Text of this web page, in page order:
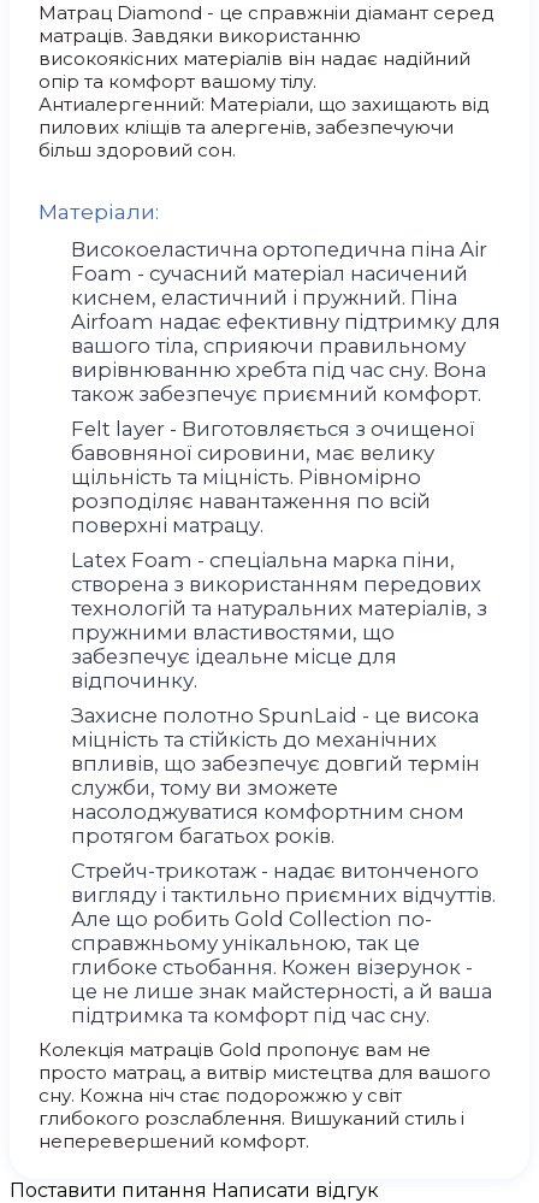
Матрац Diamond - це справжніи діамант серед
матраців. Завдяки використанню
високоякісних матеріалів він надає надійний
опір та комфорт вашому тілу.
Антиалергенний: Матеріали, що захищають від
пилових кліщів та алергенів, забезпечуючи
більш здоровий сон.
Матеріали:
Високоеластична ортопедична піна Air
Foam - сучасний матеріал насичений
киснем, еластичний і пружний. Піна
Airfoam надає ефективну підтримку для
вашого тіла, сприяючи правильному
вирівнюванню хребта під час сну. Вона
також забезпечує приємний комфорт.
Felt layer - Виготовляється з очищеної
бавовняної сировини, має велику
щільність та міцність. Рівномірно
розподіляє навантаження по всій
поверхні матрацу.
Latex Foam - спеціальна марка піни,
створена з використанням передових
технологій та натуральних матеріалів, з
пружними властивостями, що
забезпечує ідеальне місце для
відпочинку.
Захисне полотно SpunLaid - це висока
міцність та стійкість до механічних
впливів, що забезпечує довгий термін
служби, тому ви зможете
насолоджуватися комфортним сном
протягом багатьох років.
Стрейч-трикотаж - надає витонченого
вигляду і тактильно приємних відчуттів.
Але що робить Gold Collection по-
справжньому унікальною, так це
глибоке стьобання. Кожен візерунок -
це не лише знак майстерності, а й ваша
підтримка та комфорт під час сну.
Колекція матраців Gold пропонує вам не
просто матрац, а витвір мистецтва для вашого
сну. Кожна ніч стає подорожжю у світ
глибокого розслаблення. Вишуканий стиль і
неперевершений комфорт.
Поставити питання Написати відгук